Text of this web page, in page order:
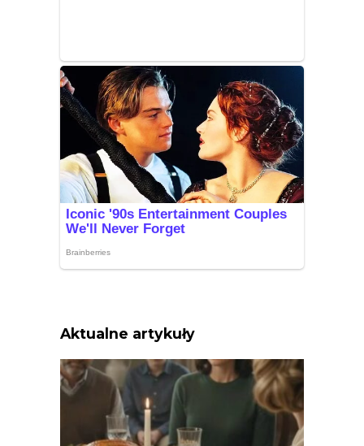
Aktualne artykuły